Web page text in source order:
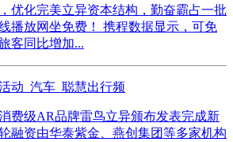
优化完美立异资本结构，勤奋霸占一批
播放网坐免费！ 携程数据显示，可免
客同比增加...
动_汽车_聪慧出行频
费级AR品牌雷鸟立异颁布发表完成新
融资由华泰紫金、燕创集团等多家机构